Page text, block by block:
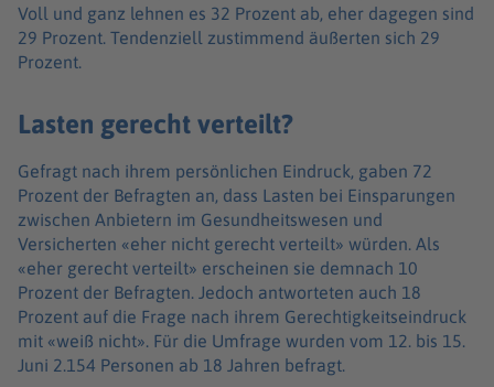
Voll und ganz lehnen es 32 Prozent ab, eher dagegen sind
29 Prozent. Tendenziell zustimmend äußerten sich 29
Prozent.
Lasten gerecht verteilt?
Gefragt nach ihrem persönlichen Eindruck, gaben 72
Prozent der Befragten an, dass Lasten bei Einsparungen
zwischen Anbietern im Gesundheitswesen und
Versicherten «eher nicht gerecht verteilt» würden. Als
«eher gerecht verteilt» erscheinen sie demnach 10
Prozent der Befragten. Jedoch antworteten auch 18
Prozent auf die Frage nach ihrem Gerechtigkeitseindruck
mit «weiß nicht». Für die Umfrage wurden vom 12. bis 15.
Juni 2.154 Personen ab 18 Jahren befragt.